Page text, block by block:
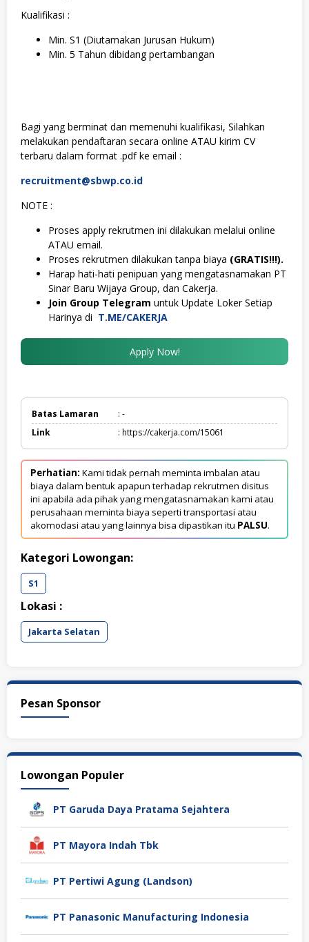
Kualifikasi :
Min. S1 (Diutamakan Jurusan Hukum)
Min. 5 Tahun dibidang pertambangan
Bagi yang berminat dan memenuhi kualifikasi, Silahkan
melakukan pendaftaran secara online ATAU kirim CV
terbaru dalam format .pdf ke email :
recruitment@sbwp.co.id
NOTE :
Proses apply rekrutmen ini dilakukan melalui online
ATAU email.
Proses rekrutmen dilakukan tanpa biaya (GRATIS!!!).
Harap hati-hati penipuan yang mengatasnamakan PT
Sinar Baru Wijaya Group, dan Cakerja.
Join Group Telegram untuk Update Loker Setiap
Harinya di T.ME/CAKERJA
Apply Now!
Batas Lamaran
: -
Link
: https://cakerja.com/15061
Perhatian: Kami tidak pernah meminta imbalan atau
biaya dalam bentuk apapun terhadap rekrutmen disitus
ini apabila ada pihak yang mengatasnamakan kami atau
perusahaan meminta biaya seperti transportasi atau
akomodasi atau yang lainnya bisa dipastikan itu PALSU.
Kategori Lowongan:
S1
Lokasi :
Jakarta Selatan
Pesan Sponsor
Lowongan Populer
PT Garuda Daya Pratama Sejahtera
PT Mayora Indah Tbk
PT Pertiwi Agung (Landson)
PT Panasonic Manufacturing Indonesia